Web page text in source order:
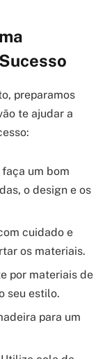
preparamos
te ajudar a
um bom
o design e os
cuidado e
os materiais.
por materiais de
seu estilo.
para um